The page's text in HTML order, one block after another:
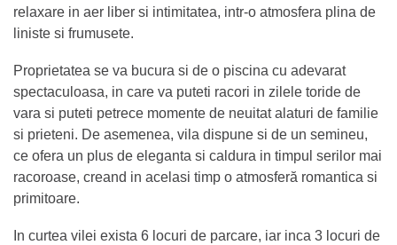
relaxare in aer liber si intimitatea, intr-o atmosfera plina de
liniste si frumusete.
Proprietatea se va bucura si de o piscina cu adevarat
spectaculoasa, in care va puteti racori in zilele toride de
vara si puteti petrece momente de neuitat alaturi de familie
si prieteni. De asemenea, vila dispune si de un semineu,
ce ofera un plus de eleganta si caldura in timpul serilor mai
racoroase, creand in acelasi timp o atmosferă romantica si
primitoare.
In curtea vilei exista 6 locuri de parcare, iar inca 3 locuri de